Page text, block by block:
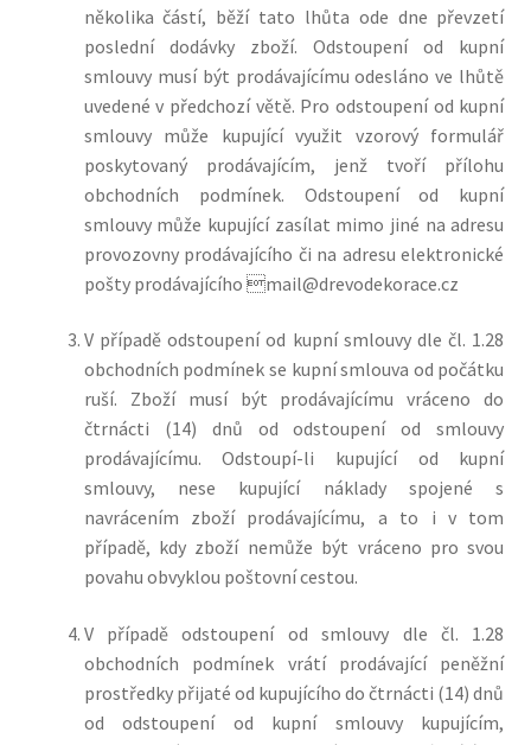
několika částí, běží tato lhůta ode dne převzetí
poslední dodávky zboží. Odstoupení od kupní
smlouvy musí být prodávajícímu odesláno ve lhůtě
uvedené v předchozí větě. Pro odstoupení od kupní
smlouvy může kupující využit vzorový formulář
poskytovaný prodávajícím, jenž tvoří přílohu
obchodních podmínek. Odstoupení od kupní
smlouvy může kupující zasílat mimo jiné na adresu
provozovny prodávajícího či na adresu elektronické
pošty prodávajícího mail@drevodekorace.cz
V případě odstoupení od kupní smlouvy dle čl. 1.28
obchodních podmínek se kupní smlouva od počátku
ruší. Zboží musí být prodávajícímu vráceno do
čtrnácti (14) dnů od odstoupení od smlouvy
prodávajícímu. Odstoupí-li kupující od kupní
smlouvy, nese kupující náklady spojené s
navrácením zboží prodávajícímu, a to i v tom
případě, kdy zboží nemůže být vráceno pro svou
povahu obvyklou poštovní cestou.
V případě odstoupení od smlouvy dle čl. 1.28
obchodních podmínek vrátí prodávající peněžní
prostředky přijaté od kupujícího do čtrnácti (14) dnů
od odstoupení od kupní smlouvy kupujícím,